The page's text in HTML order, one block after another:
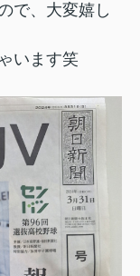
で、大変嬉し
います笑